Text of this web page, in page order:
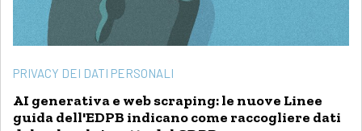
PRIVACY DEI DATI PERSONALI
AI generativa e web scraping: le nuove Linee
guida dell'EDPB indicano come raccogliere dati